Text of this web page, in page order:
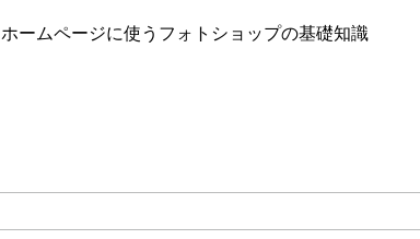
ホームページに使うフォトショップの基礎知識